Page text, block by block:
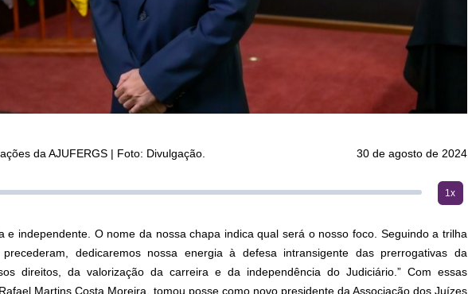
da AJUFERGS | Foto: Divulgação.
30 de agosto de 2024
1x
e independente. O nome da nossa chapa indica qual será o nosso foco. Seguindo a trilha
dedicaremos nossa energia à defesa intransigente das prerrogativas da
direitos, da valorização da carreira e da independência do Judiciário.” Com essas
Martins Costa Moreira, tomou posse como novo presidente da Associação dos Juízes